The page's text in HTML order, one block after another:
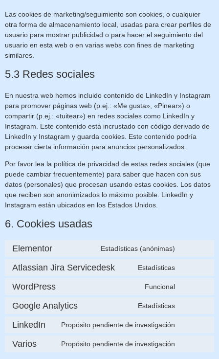
Las cookies de marketing/seguimiento son cookies, o cualquier
otra forma de almacenamiento local, usadas para crear perfiles de
usuario para mostrar publicidad o para hacer el seguimiento del
usuario en esta web o en varias webs con fines de marketing
similares.
5.3 Redes sociales
En nuestra web hemos incluido contenido de LinkedIn y Instagram
para promover páginas web (p.ej.: «Me gusta», «Pinear») o
compartir (p.ej.: «tuitear») en redes sociales como LinkedIn y
Instagram. Este contenido está incrustado con código derivado de
LinkedIn y Instagram y guarda cookies. Este contenido podría
procesar cierta información para anuncios personalizados.
Por favor lea la política de privacidad de estas redes sociales (que
puede cambiar frecuentemente) para saber que hacen con sus
datos (personales) que procesan usando estas cookies. Los datos
que reciben son anonimizados lo máximo posible. LinkedIn y
Instagram están ubicados en los Estados Unidos.
6. Cookies usadas
Elementor Estadísticas (anónimas)
Atlassian Jira Servicedesk Estadísticas
WordPress Funcional
Google Analytics Estadísticas
LinkedIn Propósito pendiente de investigación
Varios Propósito pendiente de investigación